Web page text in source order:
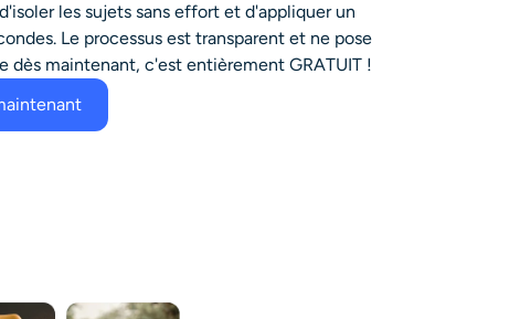
les sujets sans effort et d'appliquer un
Le processus est transparent et ne pose
dès maintenant, c'est entièrement GRATUIT !